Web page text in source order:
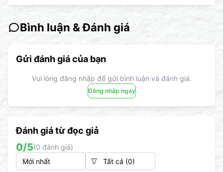
Bình luận & Đánh giá
Gửi đánh giá của bạn
Vui lòng đăng nhập để gửi bình luận và đánh giá.
Đăng nhập ngay
Đánh giá từ đọc giả
0/5(0 đánh giá)